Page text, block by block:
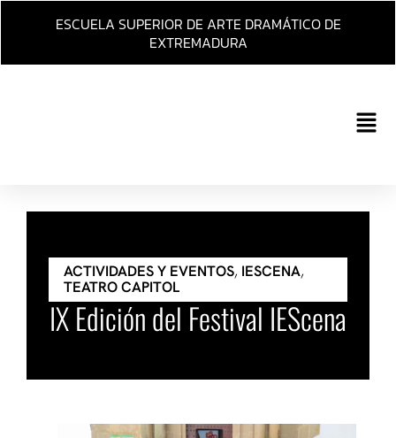
Ir
ESCUELA SUPERIOR DE ARTE DRAMÁTICO DE
EXTREMADURA
Main
ACTIVIDADES Y EVENTOS, IESCENA,
TEATRO CAPITOL
IX Edición del Festival IEScena